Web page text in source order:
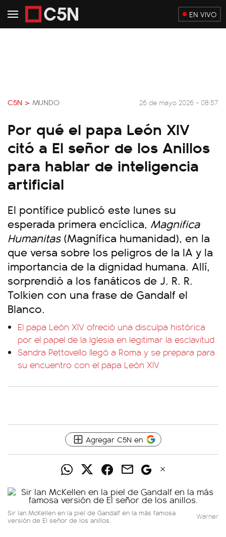
EN VIVO
C5N > MUNDO 26 de mayo 2026 - 08:57
Por qué el papa León XIV
citó a El señor de los Anillos
para hablar de inteligencia
artificial
El pontífice publicó este lunes su
esperada primera encíclica, Magnifica
Humanitas(Magnífica humanidad), en la
que versa sobre los peligros de la IA y la
importancia de la dignidad humana. Allí,
sorprendió a los fanáticos de J. R. R.
Tolkien con una frase de Gandalf el
Blanco.
El papa León XIV ofreció una disculpa histórica
por el papel de la Iglesia en legitimar la esclavitud
Sandra Pettovello llegó a Roma y se prepara para
su encuentro con el papa León XIV
Agregar C5N en
Sir Ian McKellen en la piel de Gandalf en la más famosa
versión de El señor de los anillos. Warner